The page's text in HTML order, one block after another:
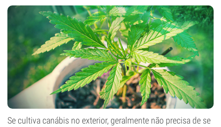
Se cultiva canábis no exterior, geralmente não precisa de se